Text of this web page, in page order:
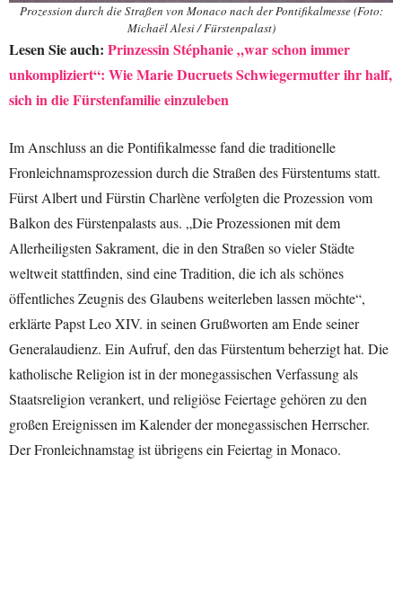
Prozession durch die Straßen von Monaco nach der Pontifikalmesse (Foto:
Michaël Alesi / Fürstenpalast)
Lesen Sie auch: Prinzessin Stéphanie „war schon immer
unkompliziert“: Wie Marie Ducruets Schwiegermutter ihr half,
sich in die Fürstenfamilie einzuleben
Im Anschluss an die Pontifikalmesse fand die traditionelle
Fronleichnamsprozession durch die Straßen des Fürstentums statt.
Fürst Albert und Fürstin Charlène verfolgten die Prozession vom
Balkon des Fürstenpalasts aus. „Die Prozessionen mit dem
Allerheiligsten Sakrament, die in den Straßen so vieler Städte
weltweit stattfinden, sind eine Tradition, die ich als schönes
öffentliches Zeugnis des Glaubens weiterleben lassen möchte“,
erklärte Papst Leo XIV. in seinen Grußworten am Ende seiner
Generalaudienz. Ein Aufruf, den das Fürstentum beherzigt hat. Die
katholische Religion ist in der monegassischen Verfassung als
Staatsreligion verankert, und religiöse Feiertage gehören zu den
großen Ereignissen im Kalender der monegassischen Herrscher.
Der Fronleichnamstag ist übrigens ein Feiertag in Monaco.